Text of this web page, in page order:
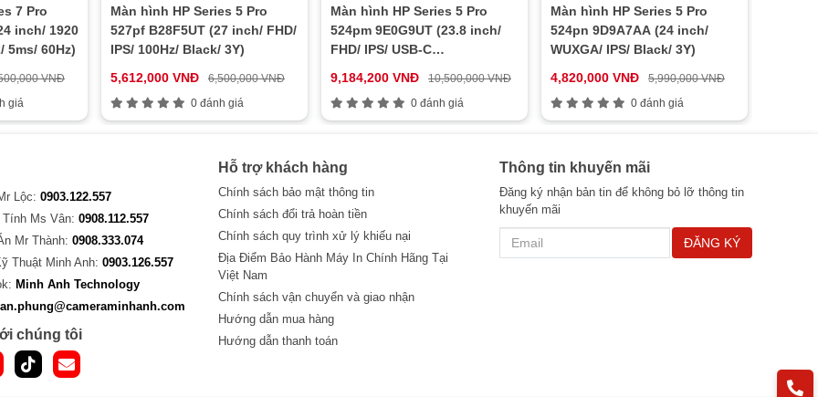
7 Pro
inch/ 1920
5ms/ 60Hz)
VNĐ
giá
Màn hình HP Series 5 Pro
527pf B28F5UT (27 inch/ FHD/
IPS/ 100Hz/ Black/ 3Y)
5,612,000 VNĐ
6,500,000 VNĐ
0 đánh giá
Màn hình HP Series 5 Pro
524pm 9E0G9UT (23.8 inch/
FHD/ IPS/ USB-C
9,184,200 VNĐ
10,500,000 VNĐ
0 đánh giá
Màn hình HP Series 5 Pro
524pn 9D9A7AA (24 inch/
WUXGA/ IPS/ Black/ 3Y)
4,820,000 VNĐ
5,990,000 VNĐ
0 đánh giá
Lộc: 0903.122.557
Tính Ms Vân: 0908.112.557
Mr Thành: 0908.333.074
Thuật Minh Anh: 0903.126.557
Minh Anh Technology
chúng tôi
Hỗ trợ khách hàng
Chính sách bảo mật thông tin
Chính sách đổi trả hoàn tiền
Chính sách quy trình xử lý khiếu nại
Địa Điểm Bảo Hành Máy In Chính Hãng Tại
Việt Nam
Chính sách vận chuyển và giao nhận
Hướng dẫn mua hàng
Hướng dẫn thanh toán
Thông tin khuyến mãi
Đăng ký nhận bản tin để không bỏ lỡ thông tin
khuyến mãi
ĐĂNG KÝ